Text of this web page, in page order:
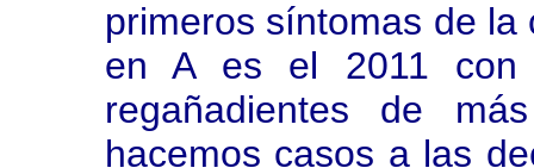
primeros síntomas de
en A es el 2011 con
regañadientes de
hacemos casos a las